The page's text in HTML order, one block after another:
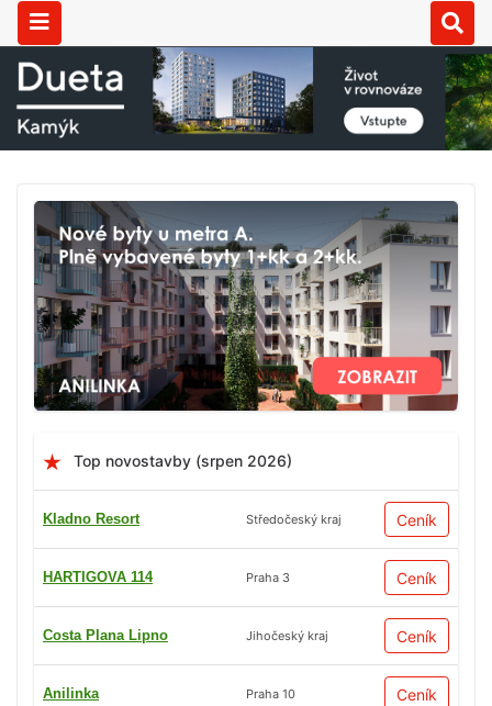
Top novostavby (srpen 2026)
Kladno Resort Středočeský kraj Ceník
HARTIGOVA 114 Praha 3 Ceník
Costa Plana Lipno Jihočeský kraj Ceník
Anilinka Praha 10 Ceník